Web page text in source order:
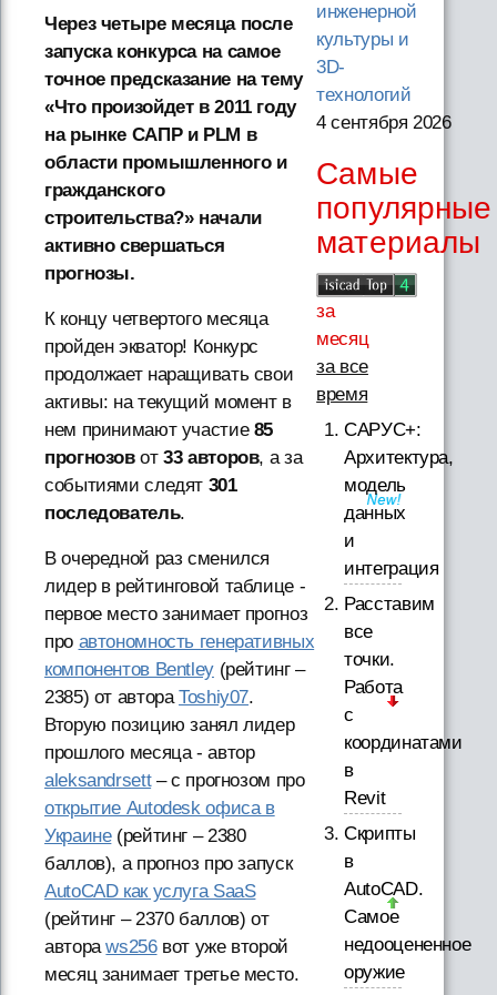
Через четыре месяца после
запуска конкурса на самое
точное предсказание на тему
«Что произойдет в 2011 году
на рынке САПР и PLM в
области промышленного и
гражданского
строительства?» начали
активно свершаться
прогнозы.
К концу четвертого месяца
пройден экватор! Конкурс
продолжает наращивать свои
активы: на текущий момент в
нем принимают участие 85
прогнозовот33 авторов, а за
событиями следят 301
последователь.
В очередной раз сменился
лидер в рейтинговой таблице -
первое место занимает прогноз
про автономность генеративных
компонентов Bentley(рейтинг –
2385) от автораToshiy07.
Вторую позицию занял лидер
прошлого месяца - автор
aleksandrsett– с прогнозом про
открытие Autodesk офиса в
Украине(рейтинг – 2380
баллов), а прогноз про запуск
AutoCAD как услуга SaaS
(рейтинг – 2370 баллов) от
автораws256вот уже второй
месяц занимает третье место.
инженерной
культуры и
3D-
технологий
4 сентября 2026
Самые
популярные
материалы
за
месяц
за все
время
САРУС+:
Архитектура,
модель
данных
и
интеграция
Расставим
все
точки.
Работа
с
координатами
в
Revit
Скрипты
в
AutoCAD.
Самое
недооцененное
оружие